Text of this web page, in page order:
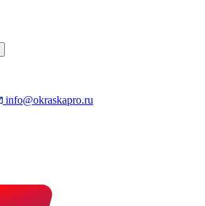
info@okraskapro.ru